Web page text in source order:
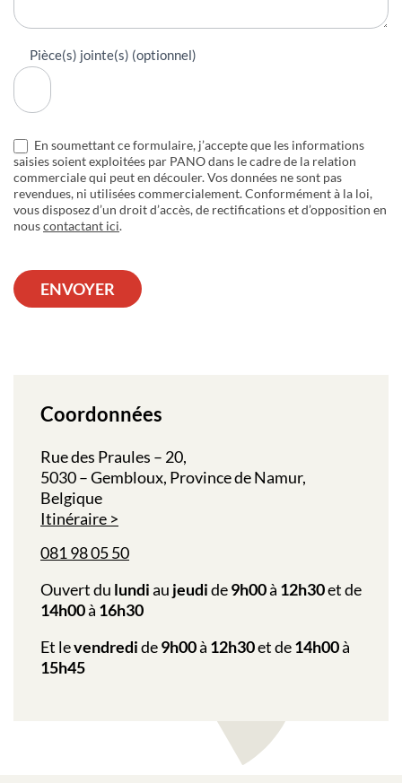
Pièce(s) jointe(s) (optionnel)
En soumettant ce formulaire, j’accepte que les informations
saisies soient exploitées par PANO dans le cadre de la relation
commerciale qui peut en découler. Vos données ne sont pas
revendues, ni utilisées commercialement. Conformément à la loi,
vous disposez d’un droit d’accès, de rectifications et d’opposition en
nouscontactant ici.
ENVOYER
Coordonnées
Rue des Praules – 20,
5030 – Gembloux, Province de Namur,
Belgique
Itinéraire
081 98 05 50
Ouvert du lundiau jeudide9h00à 12h30et de
14h00à 16h30
Et levendredide9h00à 12h30et de14h00à
15h45